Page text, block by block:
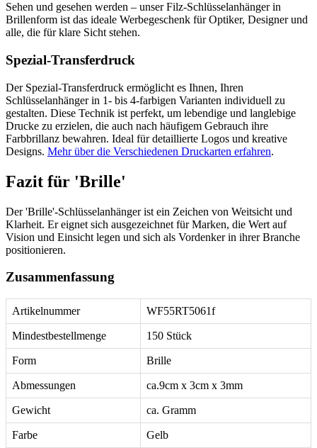
Sehen und gesehen werden – unser Filz-Schlüsselanhänger in
Brillenform ist das ideale Werbegeschenk für Optiker, Designer und
alle, die für klare Sicht stehen.
Spezial-Transferdruck
Der Spezial-Transferdruck ermöglicht es Ihnen, Ihren
Schlüsselanhänger in 1- bis 4-farbigen Varianten individuell zu
gestalten. Diese Technik ist perfekt, um lebendige und langlebige
Drucke zu erzielen, die auch nach häufigem Gebrauch ihre
Farbbrillanz bewahren. Ideal für detaillierte Logos und kreative
Designs. Mehr über die Verschiedenen Druckarten erfahren.
Fazit für 'Brille'
Der 'Brille'-Schlüsselanhänger ist ein Zeichen von Weitsicht und
Klarheit. Er eignet sich ausgezeichnet für Marken, die Wert auf
Vision und Einsicht legen und sich als Vordenker in ihrer Branche
positionieren.
Zusammenfassung
Artikelnummer WF55RT5061f
Mindestbestellmenge 150 Stück
Form Brille
Abmessungen ca.9cm x 3cm x 3mm
Gewicht ca. Gramm
Farbe Gelb